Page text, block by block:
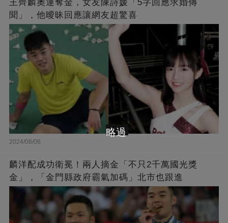
王齊麟奧運奪金，女友陳詩媛「5字回應求婚傳
聞」，他曖昧回應讓網友超驚喜
2024/08/06
麟洋配成功衛冕！兩人摘金「不只2千萬國光獎
金」，「金門縣政府霸氣加碼」北市也跟進
略過